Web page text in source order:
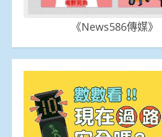
《News586傳媒